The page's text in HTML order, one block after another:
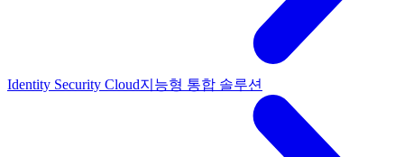
Identity Security Cloud지능형 통합 솔루션